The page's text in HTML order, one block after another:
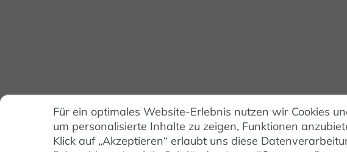
Für ein optimales Website-Erlebnis nutzen wir Cookies
um personalisierte Inhalte zu zeigen, Funktionen
Klick auf „Akzeptieren“ erlaubt uns diese